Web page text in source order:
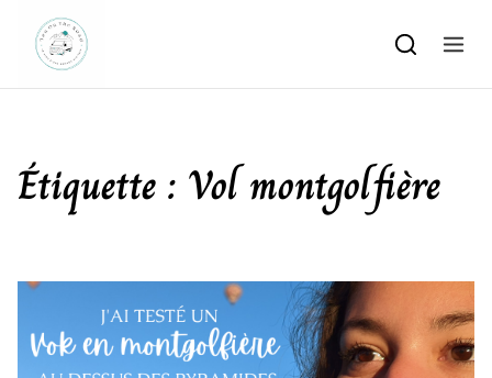
Skip to content
Étiquette : Vol montgolfière